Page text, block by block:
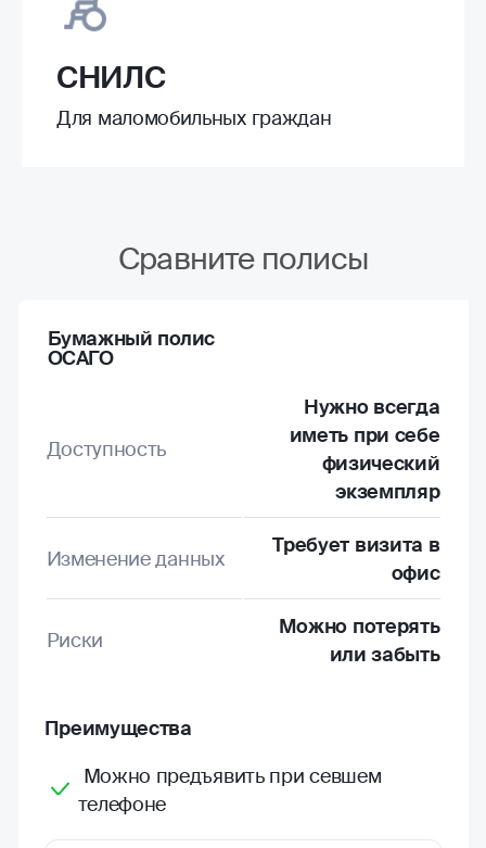
СНИЛС
Для маломобильных граждан
Сравните полисы
Бумажный полис
ОСАГО
Доступность
Нужно всегда
иметь при себе
физический
экземпляр
Изменение данных
Требует визита в
офис
Риски
Можно потерять
или забыть
Преимущества
Можно предъявить при севшем
телефоне